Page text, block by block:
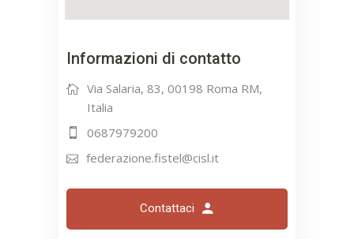
Informazioni di contatto
Via Salaria, 83, 00198 Roma RM,
Italia
0687979200
federazione.fistel@cisl.it
Contattaci